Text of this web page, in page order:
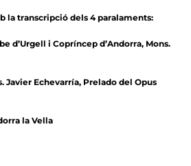
la transcripció dels 4 paralaments:
d’Urgell i Copríncep d’Andorra, Mons.
Javier Echevarría, Prelado del Opus
la Vella